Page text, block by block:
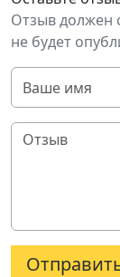
Отзыв должен
не будет